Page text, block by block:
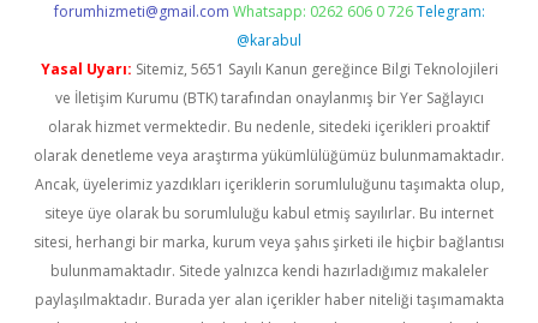
forumhizmeti@gmail.com Whatsapp: 0262 606 0 726 Telegram:
@karabul
Yasal Uyarı: Sitemiz, 5651 Sayılı Kanun gereğince Bilgi Teknolojileri
ve İletişim Kurumu (BTK) tarafından onaylanmış bir Yer Sağlayıcı
olarak hizmet vermektedir. Bu nedenle, sitedeki içerikleri proaktif
olarak denetleme veya araştırma yükümlülüğümüz bulunmamaktadır.
Ancak, üyelerimiz yazdıkları içeriklerin sorumluluğunu taşımakta olup,
siteye üye olarak bu sorumluluğu kabul etmiş sayılırlar. Bu internet
sitesi, herhangi bir marka, kurum veya şahıs şirketi ile hiçbir bağlantısı
bulunmamaktadır. Sitede yalnızca kendi hazırladığımız makaleler
paylaşılmaktadır. Burada yer alan içerikler haber niteliği taşımamakta